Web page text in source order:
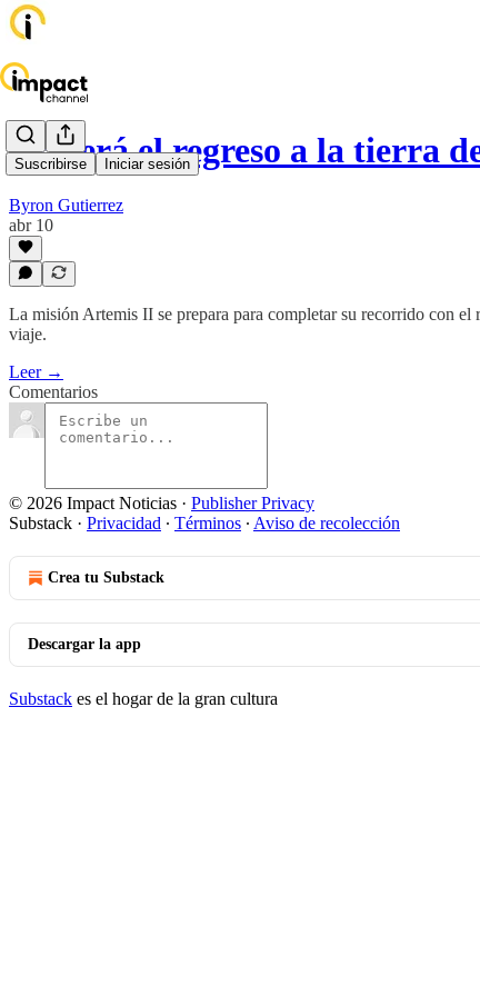
Suscribirse Iniciar sesión
Así será el regreso a la tierra
Byron Gutierrez
abr 10
La misión Artemis II se prepara para completar su recorrido con el
viaje.
Leer →
Comentarios
© 2026 Impact Noticias · Publisher Privacy
Substack · Privacidad ∙ Términos ∙ Aviso de recolección
Crea tu Substack
Descargar la app
Substack es el hogar de la gran cultura